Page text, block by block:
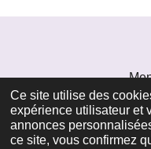
Ce site utilise des
expérience utilisateur et
annonces
ce site, vous confirmez
© 2022 Henné Beauté